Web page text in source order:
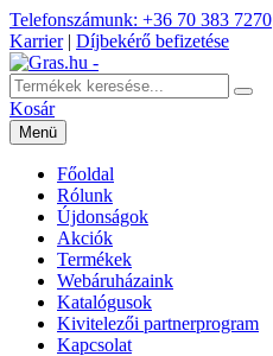
Telefonszámunk: +36 70 383 7270
Karrier | Díjbekérő befizetése
Kosár
Menü
Főoldal
Rólunk
Újdonságok
Akciók
Termékek
Webáruházaink
Katalógusok
Kivitelezői partnerprogram
Kapcsolat